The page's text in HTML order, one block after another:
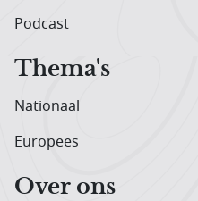
Podcast
Thema's
Nationaal
Europees
Over ons